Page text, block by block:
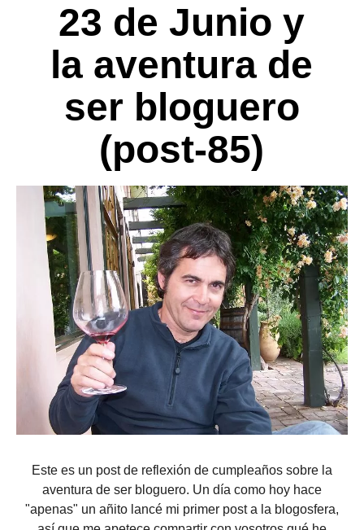
23 de Junio y
la aventura de
ser bloguero
(post-85)
Este es un post de reflexión de cumpleaños sobre la
aventura de ser bloguero. Un día como hoy hace
"apenas" un añito lancé mi primer post a la blogosfera,